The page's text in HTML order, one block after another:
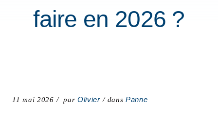
faire en 2026 ?
11 mai 2026 par Olivier dansPanne